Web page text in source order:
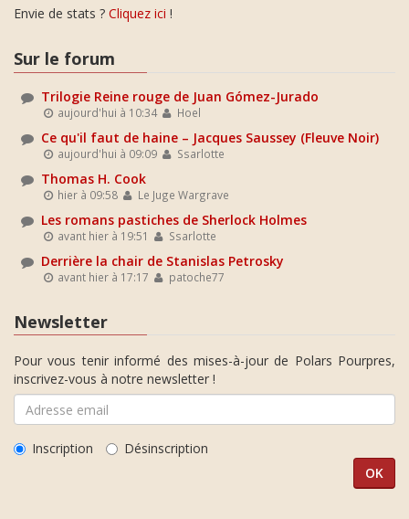
Envie de stats ? Cliquez ici !
Sur le forum
Trilogie Reine rouge de Juan Gómez-Jurado
aujourd'hui à 10:34 Hoel
Ce qu'il faut de haine – Jacques Saussey (Fleuve Noir)
aujourd'hui à 09:09 Ssarlotte
Thomas H. Cook
hier à 09:58 Le Juge Wargrave
Les romans pastiches de Sherlock Holmes
avant hier à 19:51 Ssarlotte
Derrière la chair de Stanislas Petrosky
avant hier à 17:17 patoche77
Newsletter
Pour vous tenir informé des mises-à-jour de Polars Pourpres,
inscrivez-vous à notre newsletter !
Inscription Désinscription